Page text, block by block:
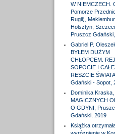
W NIEMCZECH.
Pomorze
Rugii),
Holsztyn,
Pruszcz
Gabriel P.
BYŁEM DUŻYM
CHŁOPCEM.
SOPOCIE I
RESZCIE
Gdański - Sopot,
Dominika Kraska,
MAGICZNYCH
O GDYNI,
Gdański, 2019
Książka